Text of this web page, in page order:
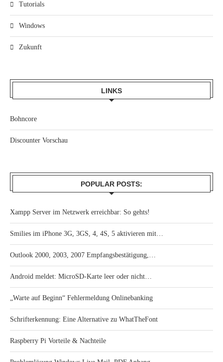
Tutorials
Windows
Zukunft
LINKS
Bohncore
Discounter Vorschau
POPULAR POSTS:
Xampp Server im Netzwerk erreichbar: So gehts!
Smilies im iPhone 3G, 3GS, 4, 4S, 5 aktivieren mit…
Outlook 2000, 2003, 2007 Empfangsbestätigung,…
Android meldet: MicroSD-Karte leer oder nicht…
„Warte auf Beginn“ Fehlermeldung Onlinebanking
Schrifterkennung: Eine Alternative zu WhatTheFont
Raspberry Pi Vorteile & Nachteile